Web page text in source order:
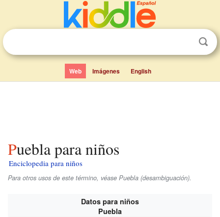
Web Imágenes English
Puebla para niños
Enciclopedia para niños
Para otros usos de este término, véase Puebla (desambiguación).
Datos para niños
Puebla